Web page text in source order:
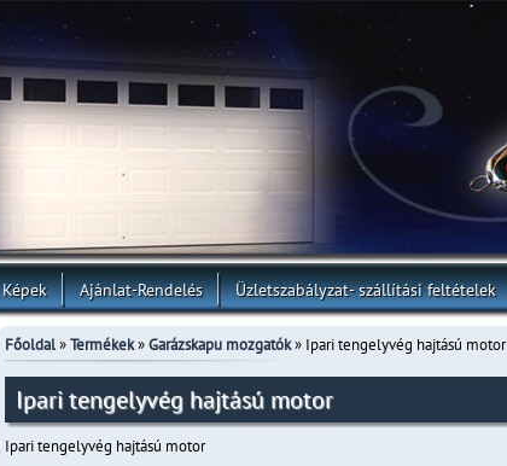
Képek Ajánlat-Rendelés Üzletszabályzat- szállítási feltételek
Főoldal»Termékek»Garázskapu mozgatók» Ipari tengelyvég hajtású motor
Ipari tengelyvég hajtású motor
Ipari tengelyvég hajtású motor